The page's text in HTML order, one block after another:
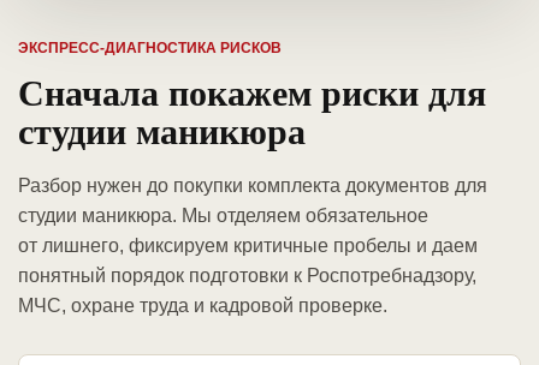
ЭКСПРЕСС-ДИАГНОСТИКА РИСКОВ
Сначала покажем риски для
студии маникюра
Разбор нужен до покупки комплекта документов для
студии маникюра. Мы отделяем обязательное
от лишнего, фиксируем критичные пробелы и даем
понятный порядок подготовки к Роспотребнадзору,
МЧС, охране труда и кадровой проверке.